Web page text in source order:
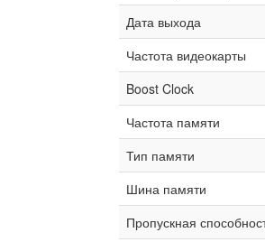
Дата выхода
Частота видеокарты
Boost Clock
Частота памяти
Тип памяти
Шина памяти
Пропускная